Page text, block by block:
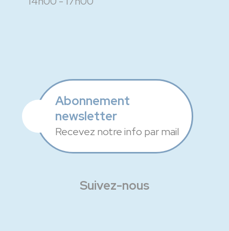
Abonnement
newsletter
Recevez notre info par mail
Suivez-nous